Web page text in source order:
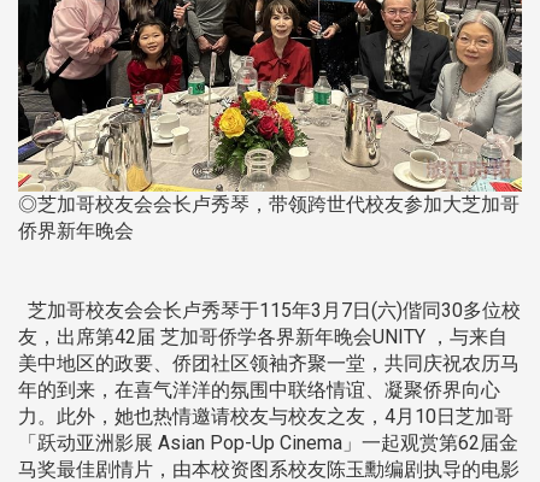
◎芝加哥校友会会长卢秀琴，带领跨世代校友参加大芝加哥
侨界新年晚会
芝加哥校友会会长卢秀琴于115年3月7日(六)偕同30多位校
友，出席第42届 芝加哥侨学各界新年晚会UNITY ，与来自
美中地区的政要、侨团社区领袖齐聚一堂，共同庆祝农历马
年的到来，在喜气洋洋的氛围中联络情谊、凝聚侨界向心
力。此外，她也热情邀请校友与校友之友，4月10日芝加哥
「跃动亚洲影展 Asian Pop-Up Cinema」一起观赏第62届金
马奖最佳剧情片，由本校资图系校友陈玉勳编剧执导的电影